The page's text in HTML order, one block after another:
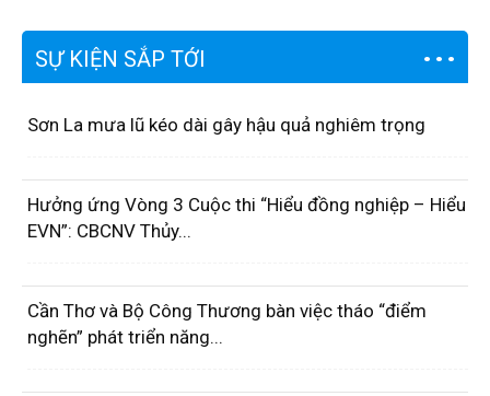
SỰ KIỆN SẮP TỚI
Sơn La mưa lũ kéo dài gây hậu quả nghiêm trọng
Hưởng ứng Vòng 3 Cuộc thi “Hiểu đồng nghiệp – Hiểu
EVN”: CBCNV Thủy...
Cần Thơ và Bộ Công Thương bàn việc tháo “điểm
nghẽn” phát triển năng...